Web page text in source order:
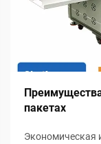
пакетах
Экономическая